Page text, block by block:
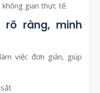
gian thực tế.
ràng, minh
việc đơn giản, giúp